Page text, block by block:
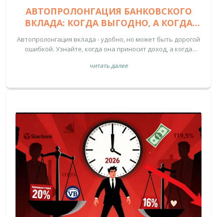
АВТОПРОЛОНГАЦИЯ БАНКОВСКОГО
ВКЛАДА: КОГДА ВЫГОДНО, А КОГДА
НЕТ
Автопролонгация вклада - удобно, но может быть дорогой
ошибкой. Узнайте, когда она приносит доход, а когда
попасть на счёт до востребования и не потерять деньги.
читать далее